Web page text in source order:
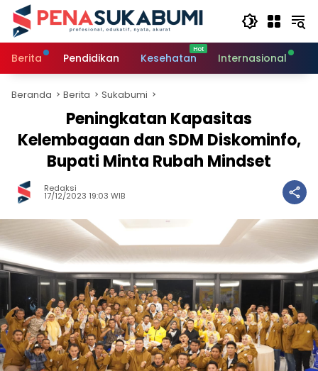
Langsung
konten
Berita
Pendidikan Kesehatan Internasional
Beranda Berita Sukabumi
Peningkatan Kapasitas
Kelembagaan dan SDM Diskominfo,
Bupati Minta Rubah Mindset
Redaksi
17/12/2023 19:03 WIB